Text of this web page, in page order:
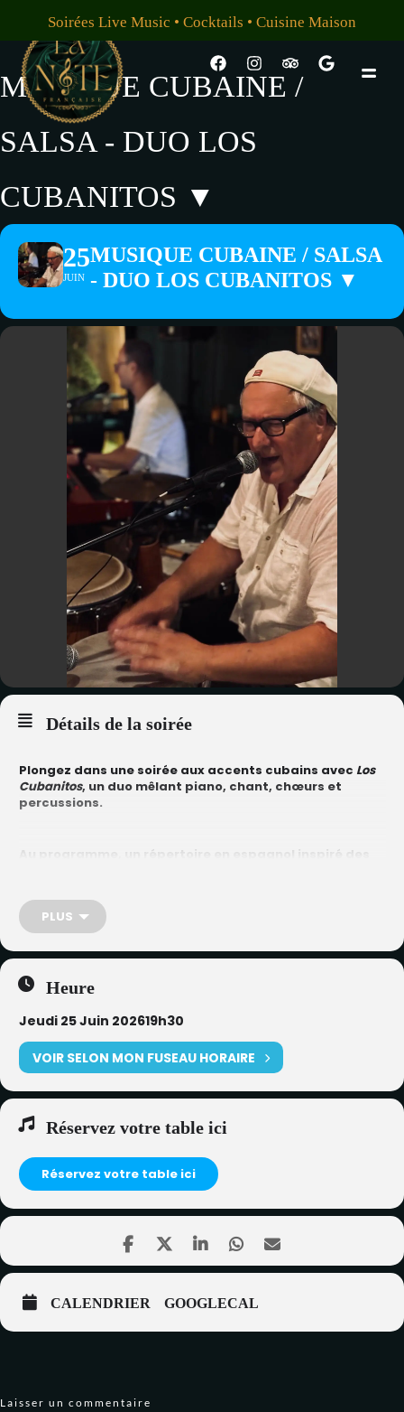
MUSIQUE CUBAINE /
SALSA - DUO LOS
CUBANITOS ▼
25
JUIN
MUSIQUE CUBAINE / SALSA
- DUO LOS CUBANITOS ▼
Détails de la soirée
Plongez dans une soirée aux accents cubains avec Los
Cubanitos, un duo mêlant piano, chant, chœurs et
percussions.
Au programme, un répertoire en espagnol inspiré des
Une ambiance rythmée et entraînante, idéale pour
accompagner votre dîner… et laisser place, pour ceux
PLUS
Heure
Jeudi 25 Juin 202619h30
VOIR SELON MON FUSEAU HORAIRE
Réservez votre table ici
Réservez votre table ici
CALENDRIER GOOGLECAL
Laisser un commentaire
Soirées Live Music • Cocktails • Cuisine Maison